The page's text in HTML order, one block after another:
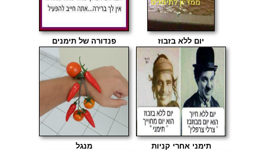
יום ללא בזבוז פנדורה של תימנים
תימני אחרי קניות מנגל